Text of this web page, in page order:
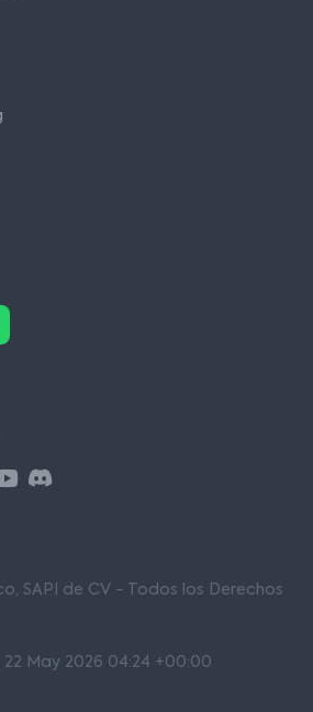
SAPI de CV - Todos los Derechos
May 2026 04:24 +00:00